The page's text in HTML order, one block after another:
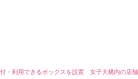
・利用できるボックスを設置 女子大構内の店